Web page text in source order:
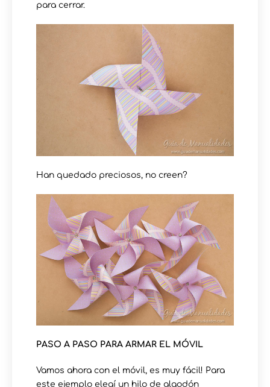
para cerrar.
Han quedado preciosos, no creen?
PASO A PASO PARA ARMAR EL MÓVIL
Vamos ahora con el móvil, es muy fácil! Para
este ejemplo elegí un hilo de algodón